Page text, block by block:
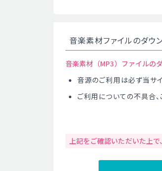
音楽素材ファイルのダウ
音楽素材（MP3）ファイルの
音源のご利用は必ず当サ
ご利用についての不具合
上記をご確認いただいた上